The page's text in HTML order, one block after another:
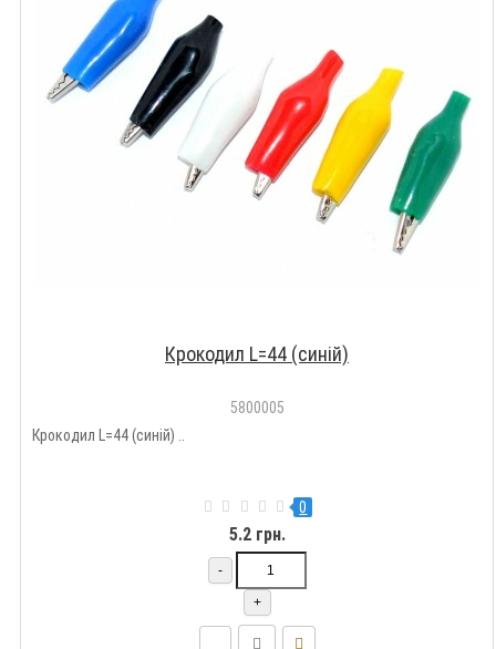
Крокодил L=44 (синій)
5800005
Крокодил L=44 (синій) ..
0
5.2 грн.
-
+